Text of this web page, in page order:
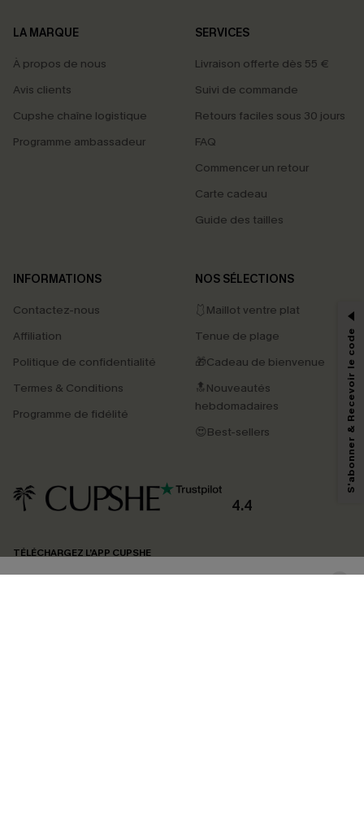
LA MARQUE
À propos de nous
Avis clients
Cupshe chaîne logistique
Programme ambassadeur
SERVICES
Livraison offerte dès 55 €
Suivi de commande
Retours faciles sous 30 jours
FAQ
Commencer un retour
Carte cadeau
Guide des tailles
INFORMATIONS
Contactez-nous
Affiliation
Politique de confidentialité
Termes & Conditions
Programme de fidélité
NOS SÉLECTIONS
🩱Maillot ventre plat
Tenue de plage
🎁Cadeau de bienvenue
🔝Nouveautés
hebdomadaires
😍Best-sellers
4.4
TÉLÉCHARGEZ L’APP CUPSHE
PROFITEZ DE -15%
-15% dès 2 Achetés par E-mail
En soumettant votre adresse e-mail, vous acceptez de recevoir des e-mails
marketing (y compris du contenu généré par l'IA) de Cupshe et
reconnaissez avoir pris connaissance de nos
pouvons utiliser les données collectées sur notre site ainsi que des
produits susceptibles de vous intéresser, conformément à notre
Politique de
confidentialité
. Vous pouvez vous désabonner à tout moment.
S'abonner & Recevoir le code